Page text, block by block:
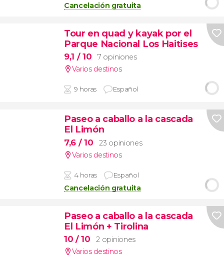
Cancelación gratuita
Tour en quad y kayak por el
Parque Nacional Los Haitises
9,1 / 10
7 opiniones
Varios destinos
9 horas Español
Paseo a caballo a la cascada
El Limón
7,6 / 10
23 opiniones
Varios destinos
4 horas Español
Cancelación gratuita
Paseo a caballo a la cascada
El Limón + Tirolina
10 / 10
2 opiniones
Varios destinos